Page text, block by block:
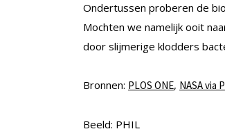
Ondertussen proberen de
Mochten we namelijk ooit
door slijmerige klodders
Bronnen: PLOS ONE, NASA via
Beeld: PHIL